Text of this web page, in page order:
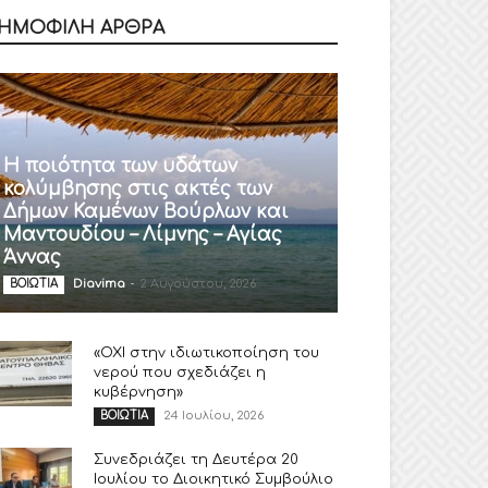
ΑΡΘΡΑ
Η ποιότητα των υδάτων
κολύμβησης στις ακτές των
Δήμων Καμένων Βούρλων και
Μαντουδίου – Λίμνης – Αγίας
Άννας
ΒΟΙΩΤΙΑ Diavima - 2 Αυγούστου, 2026
«ΟΧΙ στην ιδιωτικοποίηση του
νερού που σχεδιάζει η
κυβέρνηση»
ΒΟΙΩΤΙΑ 24 Ιουλίου, 2026
Συνεδριάζει τη Δευτέρα 20
Ιουλίου το Διοικητικό Συμβούλιο